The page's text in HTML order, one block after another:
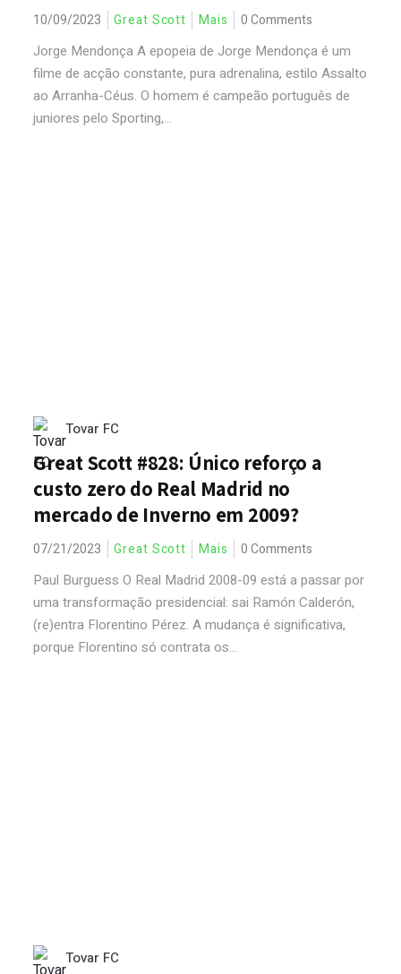
10/09/2023 Great Scott Mais 0 Comments
Jorge Mendonça A epopeia de Jorge Mendonça é um
filme de acção constante, pura adrenalina, estilo Assalto
ao Arranha-Céus. O homem é campeão português de
juniores pelo Sporting,...
Tovar FC
Great Scott #828: Único reforço a
custo zero do Real Madrid no
mercado de Inverno em 2009?
07/21/2023 Great Scott Mais 0 Comments
Paul Burguess O Real Madrid 2008-09 está a passar por
uma transformação presidencial: sai Ramón Calderón,
(re)entra Florentino Pérez. A mudança é significativa,
porque Florentino só contrata os...
Tovar FC